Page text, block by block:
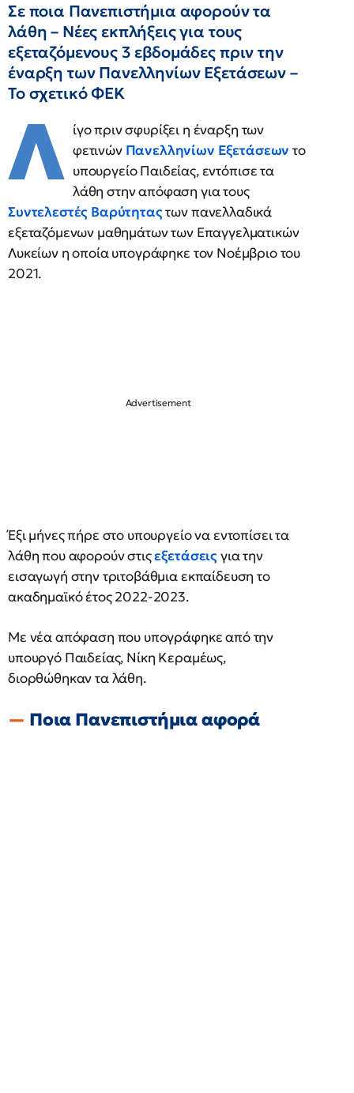
Σε ποια Πανεπιστήμια αφορούν τα
λάθη – Νέες εκπλήξεις για τους
εξεταζόμενους 3 εβδομάδες πριν την
έναρξη των Πανελληνίων Εξετάσεων –
Το σχετικό ΦΕΚ
Λ ίγο πριν σφυρίξει η έναρξη των
φετινών Πανελληνίων Εξετάσεωντο
υπουργείο Παιδείας, εντόπισε τα
λάθη στην απόφαση για τους
Συντελεστές Βαρύτηταςτων πανελλαδικά
εξεταζόμενων μαθημάτων των Επαγγελματικών
Λυκείων η οποία υπογράφηκε τον Νοέμβριο του
2021.
Έξι μήνες πήρε στο υπουργείο να εντοπίσει τα
λάθη που αφορούν στιςεξετάσειςγια την
εισαγωγή στην τριτοβάθμια εκπαίδευση το
ακαδημαϊκό έτος 2022-2023.
Με νέα απόφαση που υπογράφηκε από την
υπουργό Παιδείας, Νίκη Κεραμέως,
διορθώθηκαν τα λάθη.
Ποια Πανεπιστήμια αφορά